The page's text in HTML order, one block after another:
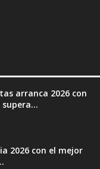
arranca 2026 con
2026 con el mejor